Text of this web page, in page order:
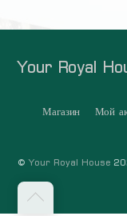
Your Royal
Магазин Мой
თავში
©Your Royal House